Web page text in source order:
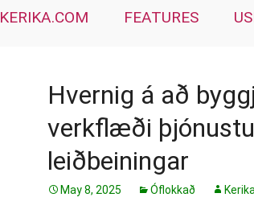
KERIKA.COM FEATURES
Hvernig á að
verkflæði
leiðbeiningar
May 8, 2025 Óflokkað Kerika